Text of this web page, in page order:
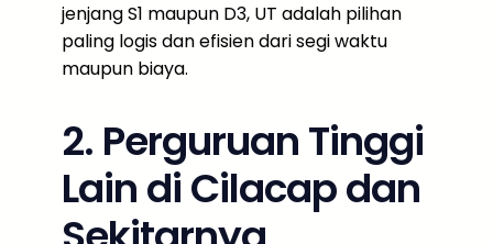
jenjang S1 maupun D3, UT adalah pilihan
paling logis dan efisien dari segi waktu
maupun biaya.
2. Perguruan Tinggi
Lain di Cilacap dan